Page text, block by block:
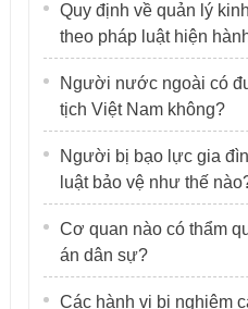
Quy định về quản lý
theo pháp luật hiện
Người nước ngoài có
tịch Việt Nam không?
Người bị bạo lực gia
luật bảo vệ như thế
Cơ quan nào có thẩm
án dân sự?
Các hành vi bị nghiêm